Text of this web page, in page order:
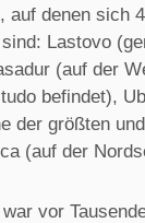
auf denen sich
Lastovo
(auf der
befindet),
der größten
(auf der
vor